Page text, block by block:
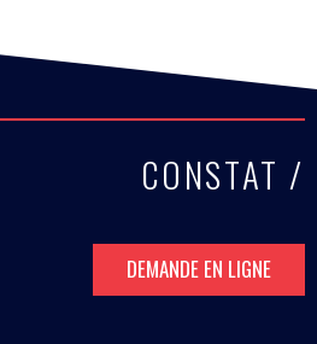
CONSTAT /
DEMANDE EN LIGNE